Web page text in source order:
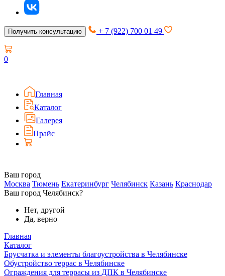
Получить консультацию + 7 (922) 700 01 49
0
Главная
Каталог
Галерея
Прайс
Ваш город
Москва Тюмень Екатеринбург Челябинск Казань Краснодар
Ваш город Челябинск?
Нет, другой
Да, верно
Главная
Каталог
Брусчатка и элементы благоустройства в Челябинске
Обустройство террас в Челябинске
Ограждения для террасы из ДПК в Челябинске